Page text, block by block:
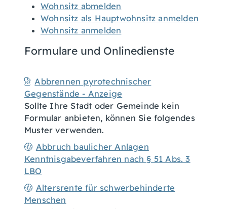
Wohnsitz abmelden
Wohnsitz als Hauptwohnsitz anmelden
Wohnsitz anmelden
Formulare und Onlinedienste
Abbrennen pyrotechnischer
Gegenstände - Anzeige
Sollte Ihre Stadt oder Gemeinde kein
Formular anbieten, können Sie folgendes
Muster verwenden.
Abbruch baulicher Anlagen
Kenntnisgabeverfahren nach § 51 Abs. 3
LBO
Altersrente für schwerbehinderte
Menschen